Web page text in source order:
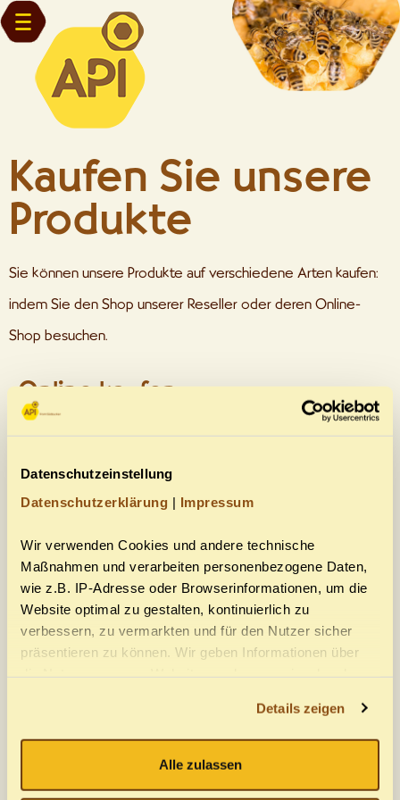
Datenschutzeinstellung
Datenschutzerklärung | Impressum
Wir verwenden Cookies und andere technische
Maßnahmen und verarbeiten personenbezogene Daten,
wie z.B. IP-Adresse oder Browserinformationen, um die
Website optimal zu gestalten, kontinuierlich zu
verbessern, zu vermarkten und für den Nutzer sicher
präsentieren zu können. Wir geben Informationen über
erhalten haben. Hier haben Sie die Möglichkeit, über
"Anpassen" eine individuelle Auswahl zu treffen oder über
"Alle Cookies zulassen" Ihre Zustimmung zu allen
Details zeigen
Alle zulassen
Kaufen Sie unsere
Produkte
Sie können unsere Produkte auf verschiedene Arten kaufen:
indem Sie den Shop unserer Reseller oder deren Online-
Shop besuchen.
Hier befinden sich die Geschäfte
unserer Händler
Online kaufen
haben und mindestens eine Palette einkaufen
Unser Webshop
Online-Shops unserer Partner:
Hier klicken